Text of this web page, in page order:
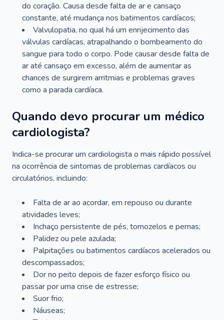
do coração. Causa desde falta de ar e cansaço
constante, até mudança nos batimentos cardíacos;
Valvulopatia, no qual há um enrijecimento das
válvulas cardíacas, atrapalhando o bombeamento do
sangue para todo o corpo. Pode causar desde falta de
ar até cansaço em excesso, além de aumentar as
chances de surgirem arritmias e problemas graves
como a parada cardíaca.
Quando devo procurar um médico
cardiologista?
Indica-se procurar um cardiologista o mais rápido possível
na ocorrência de sintomas de problemas cardíacos ou
circulatórios, incluindo:
Falta de ar ao acordar, em repouso ou durante
atividades leves;
Inchaço persistente de pés, tornozelos e pernas;
Palidez ou pele azulada;
Palpitações ou batimentos cardíacos acelerados ou
descompassados;
Dor no peito depois de fazer esforço físico ou
passar por uma crise de estresse;
Suor frio;
Náuseas;